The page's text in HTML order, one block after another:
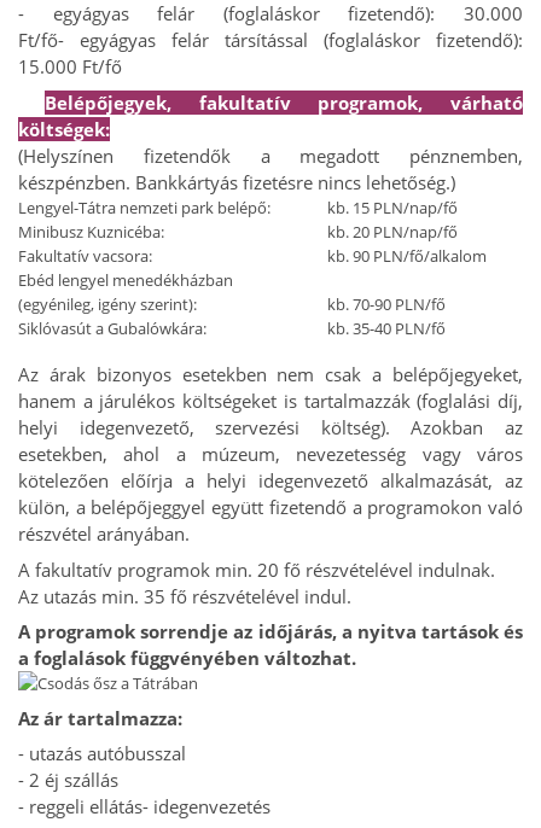
- egyágyas felár (foglaláskor fizetendő): 30.000
Ft/fő- egyágyas felár társítással (foglaláskor fizetendő):
15.000 Ft/fő
Belépőjegyek, fakultatív programok, várható
költségek:
(Helyszínen fizetendők a megadott pénznemben,
készpénzben. Bankkártyás fizetésre nincs lehetőség.)
Lengyel-Tátra nemzeti park belépő:
kb. 15 PLN/nap/fő
Minibusz Kuznicéba:
kb. 20 PLN/nap/fő
Fakultatív vacsora:
kb. 90 PLN/fő/alkalom
Ebéd lengyel menedékházban
(egyénileg, igény szerint):
kb. 70-90 PLN/fő
Siklóvasút a Gubalówkára:
kb. 35-40 PLN/fő
Az árak bizonyos esetekben nem csak a belépőjegyeket,
hanem a járulékos költségeket is tartalmazzák (foglalási díj,
helyi idegenvezető, szervezési költség). Azokban az
esetekben, ahol a múzeum, nevezetesség vagy város
kötelezően előírja a helyi idegenvezető alkalmazását, az
külön, a belépőjeggyel együtt fizetendő a programokon való
részvétel arányában.
A fakultatív programok min. 20 fő részvételével indulnak.
Az utazás min. 35 fő részvételével indul.
A programok sorrendje az időjárás, a nyitva tartások és
a foglalások függvényében változhat.
Az ár tartalmazza:
- utazás autóbusszal
- 2 éj szállás
- reggeli ellátás- idegenvezetés